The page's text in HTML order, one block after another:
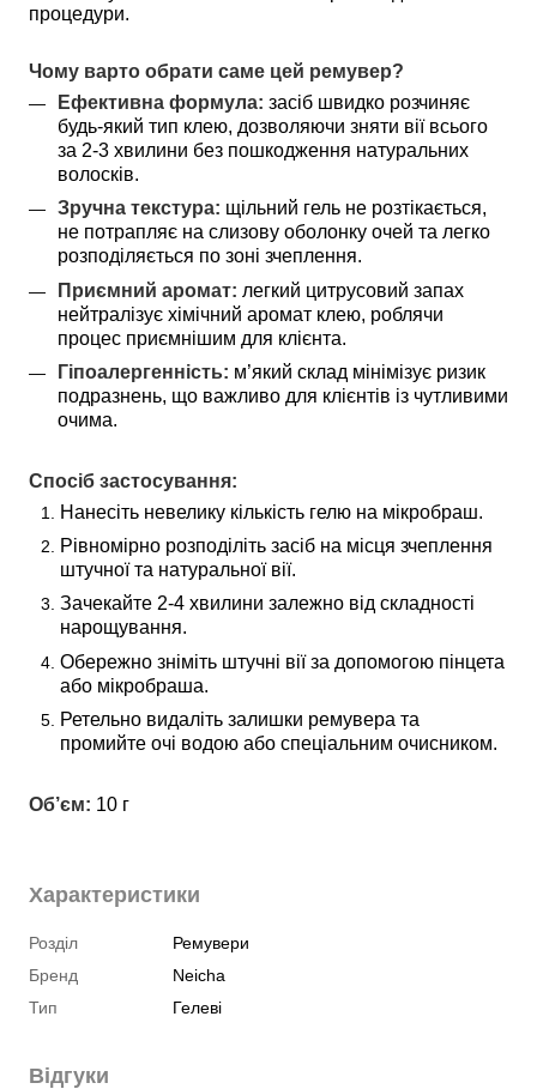
процедури.
Чому варто обрати саме цей ремувер?
Ефективна формула: засіб швидко розчиняє
будь-який тип клею, дозволяючи зняти вії всього
за 2-3 хвилини без пошкодження натуральних
волосків.
Зручна текстура: щільний гель не розтікається,
не потрапляє на слизову оболонку очей та легко
розподіляється по зоні зчеплення.
Приємний аромат: легкий цитрусовий запах
нейтралізує хімічний аромат клею, роблячи
процес приємнішим для клієнта.
Гіпоалергенність: м’який склад мінімізує ризик
подразнень, що важливо для клієнтів із чутливими
очима.
Спосіб застосування:
Нанесіть невелику кількість гелю на мікробраш.
Рівномірно розподіліть засіб на місця зчеплення
штучної та натуральної вії.
Зачекайте 2-4 хвилини залежно від складності
нарощування.
Обережно зніміть штучні вії за допомогою пінцета
або мікробраша.
Ретельно видаліть залишки ремувера та
промийте очі водою або спеціальним очисником.
Об’єм: 10 г
Характеристики
Розділ
Ремувери
Бренд
Neicha
Тип
Гелеві
Відгуки